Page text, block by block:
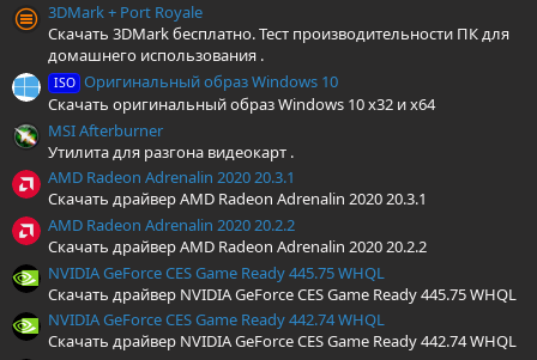
3DMark + Port Royale
Скачать 3DMark бесплатно. Тест производительности ПК для
домашнего использования .
ISO Оригинальный образ Windows 10
Скачать оригинальный образ Windows 10 x32 и x64
MSI Afterburner
Утилита для разгона видеокарт .
AMD Radeon Adrenalin 2020 20.3.1
Скачать драйвер AMD Radeon Adrenalin 2020 20.3.1
AMD Radeon Adrenalin 2020 20.2.2
Скачать драйвер AMD Radeon Adrenalin 2020 20.2.2
NVIDIA GeForce CES Game Ready 445.75 WHQL
Скачать драйвер NVIDIA GeForce CES Game Ready 445.75 WHQL
NVIDIA GeForce CES Game Ready 442.74 WHQL
Скачать драйвер NVIDIA GeForce CES Game Ready 442.74 WHQL